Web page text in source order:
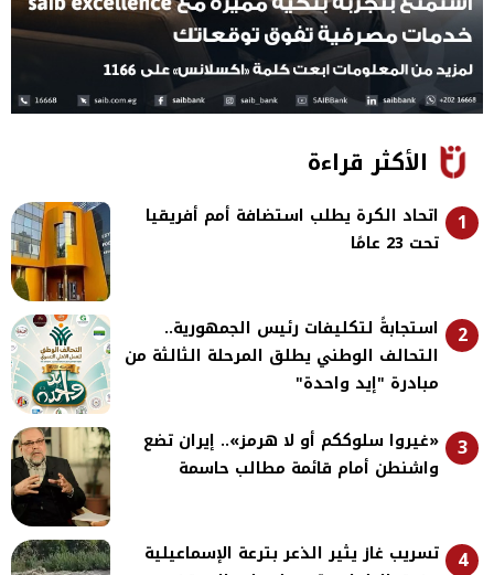
الأكثر قراءة
1
اتحاد الكرة يطلب استضافة أمم أفريقيا
تحت 23 عامًا
2
استجابةً لتكليفات رئيس الجمهورية..
التحالف الوطني يطلق المرحلة الثالثة من
مبادرة "إيد واحدة"
3
«غيروا سلوككم أو لا هرمز».. إيران تضع
واشنطن أمام قائمة مطالب حاسمة
4
تسريب غاز يثير الذعر بترعة الإسماعيلية